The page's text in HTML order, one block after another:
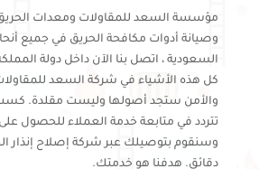
مؤسسة السعد للمقاولات ومعدات
وصيانة أدوات مكافحة الحريق في جميع
السعودية ، اتصل بنا الآن داخل دولة
كل هذه الأشياء في شركة السعد
والأمن ستجد أصولها وليست مقلدة.
تتردد في متابعة خدمة العملاء للحصول
وسنقوم بتوصيلك عبر شركة إصلاح إنذار
دقائق. هدفنا هو خدمتك.